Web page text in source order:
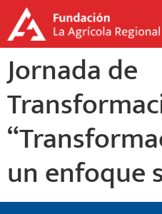
Jornada de
un enfoque